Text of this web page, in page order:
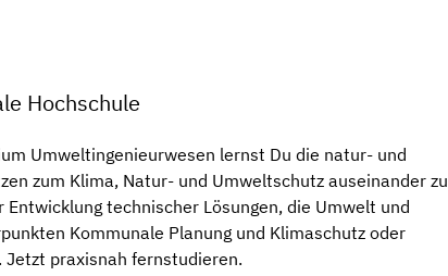
Hochschule
Umweltingenieurwesen lernst Du die natur- und
zum Klima, Natur- und Umweltschutz auseinander zu
technischer Lösungen, die Umwelt und
Kommunale Planung und Klimaschutz oder
Jetzt praxisnah fernstudieren.